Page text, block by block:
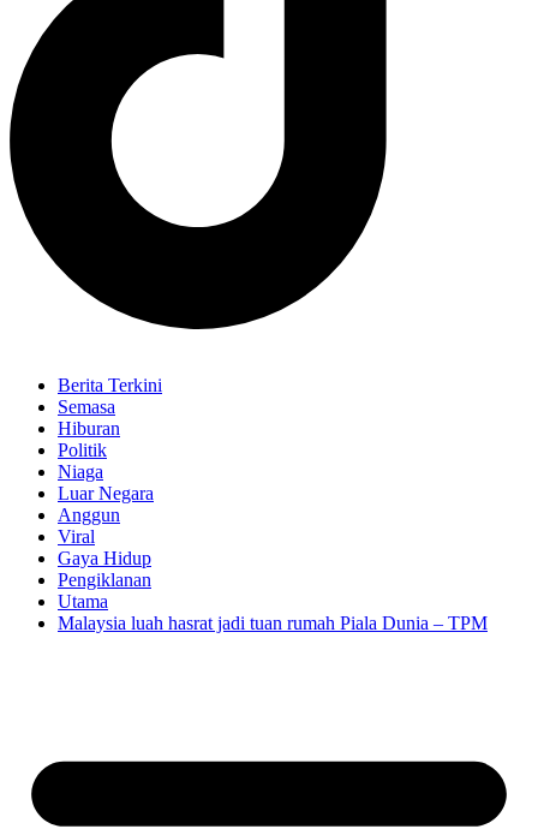
Berita Terkini
Semasa
Hiburan
Politik
Niaga
Luar Negara
Anggun
Viral
Gaya Hidup
Pengiklanan
Utama
Malaysia luah hasrat jadi tuan rumah Piala Dunia – TPM